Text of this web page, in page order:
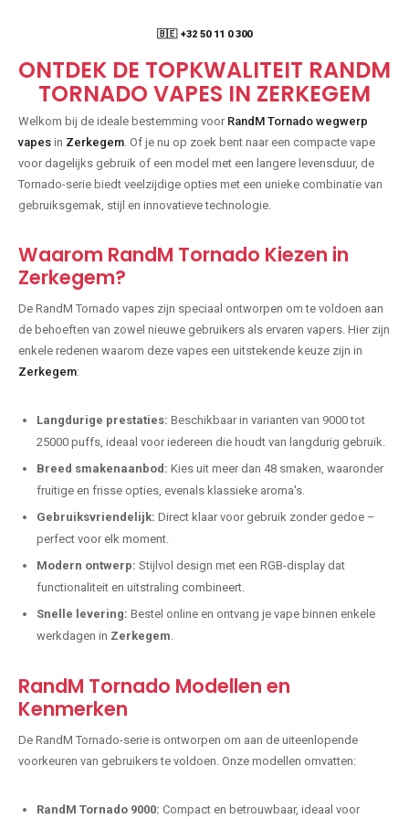
🇧🇪 +32 50 11 0 300
ONTDEK DE TOPKWALITEIT RANDM
TORNADO VAPES IN ZERKEGEM
Welkom bij de ideale bestemming voor RandM Tornado wegwerp
vapes in Zerkegem . Of je nu op zoek bent naar een compacte vape
voor dagelijks gebruik of een model met een langere levensduur, de
Tornado-serie biedt veelzijdige opties met een unieke combinatie van
gebruiksgemak, stijl en innovatieve technologie.
Waarom RandM Tornado Kiezen in
Zerkegem?
De RandM Tornado vapes zijn speciaal ontworpen om te voldoen aan
de behoeften van zowel nieuwe gebruikers als ervaren vapers. Hier zijn
enkele redenen waarom deze vapes een uitstekende keuze zijn in
Zerkegem:
Langdurige prestaties: Beschikbaar in varianten van 9000 tot
25000 puffs, ideaal voor iedereen die houdt van langdurig gebruik.
Breed smakenaanbod: Kies uit meer dan 48 smaken, waaronder
fruitige en frisse opties, evenals klassieke aroma's.
Gebruiksvriendelijk: Direct klaar voor gebruik zonder gedoe –
perfect voor elk moment.
Modern ontwerp: Stijlvol design met een RGB-display dat
functionaliteit en uitstraling combineert.
Snelle levering: Bestel online en ontvang je vape binnen enkele
werkdagen in Zerkegem
RandM Tornado Modellen en
Kenmerken
De RandM Tornado-serie is ontworpen om aan de uiteenlopende
voorkeuren van gebruikers te voldoen. Onze modellen omvatten:
RandM Tornado 9000: Compact en betrouwbaar, ideaal voor